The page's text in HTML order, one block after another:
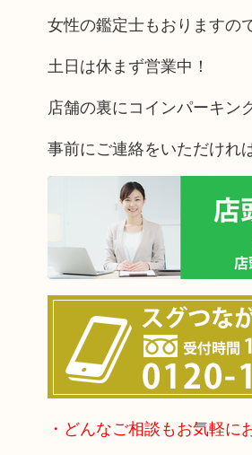
女性の鑑定士もおりますの
土日は休まず営業中！
店舗の裏にコインパーキン
事前にご連絡をいただけれ
・どんなご相談もお気軽に